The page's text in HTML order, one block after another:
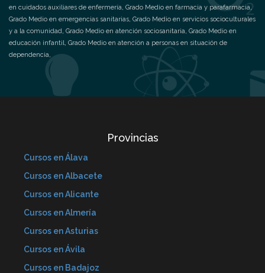
en cuidados auxiliares de enfermería, Grado Medio en farmacia y parafarmacia,
Grado Medio en emergencias sanitarias, Grado Medio en servicios socioculturales
y a la comunidad, Grado Medio en atención sociosanitaria, Grado Medio en
educación infantil, Grado Medio en atención a personas en situación de
dependencia,
Provincias
Cursos en Álava
Cursos en Albacete
Cursos en Alicante
Cursos en Almería
Cursos en Asturias
Cursos en Ávila
Cursos en Badajoz